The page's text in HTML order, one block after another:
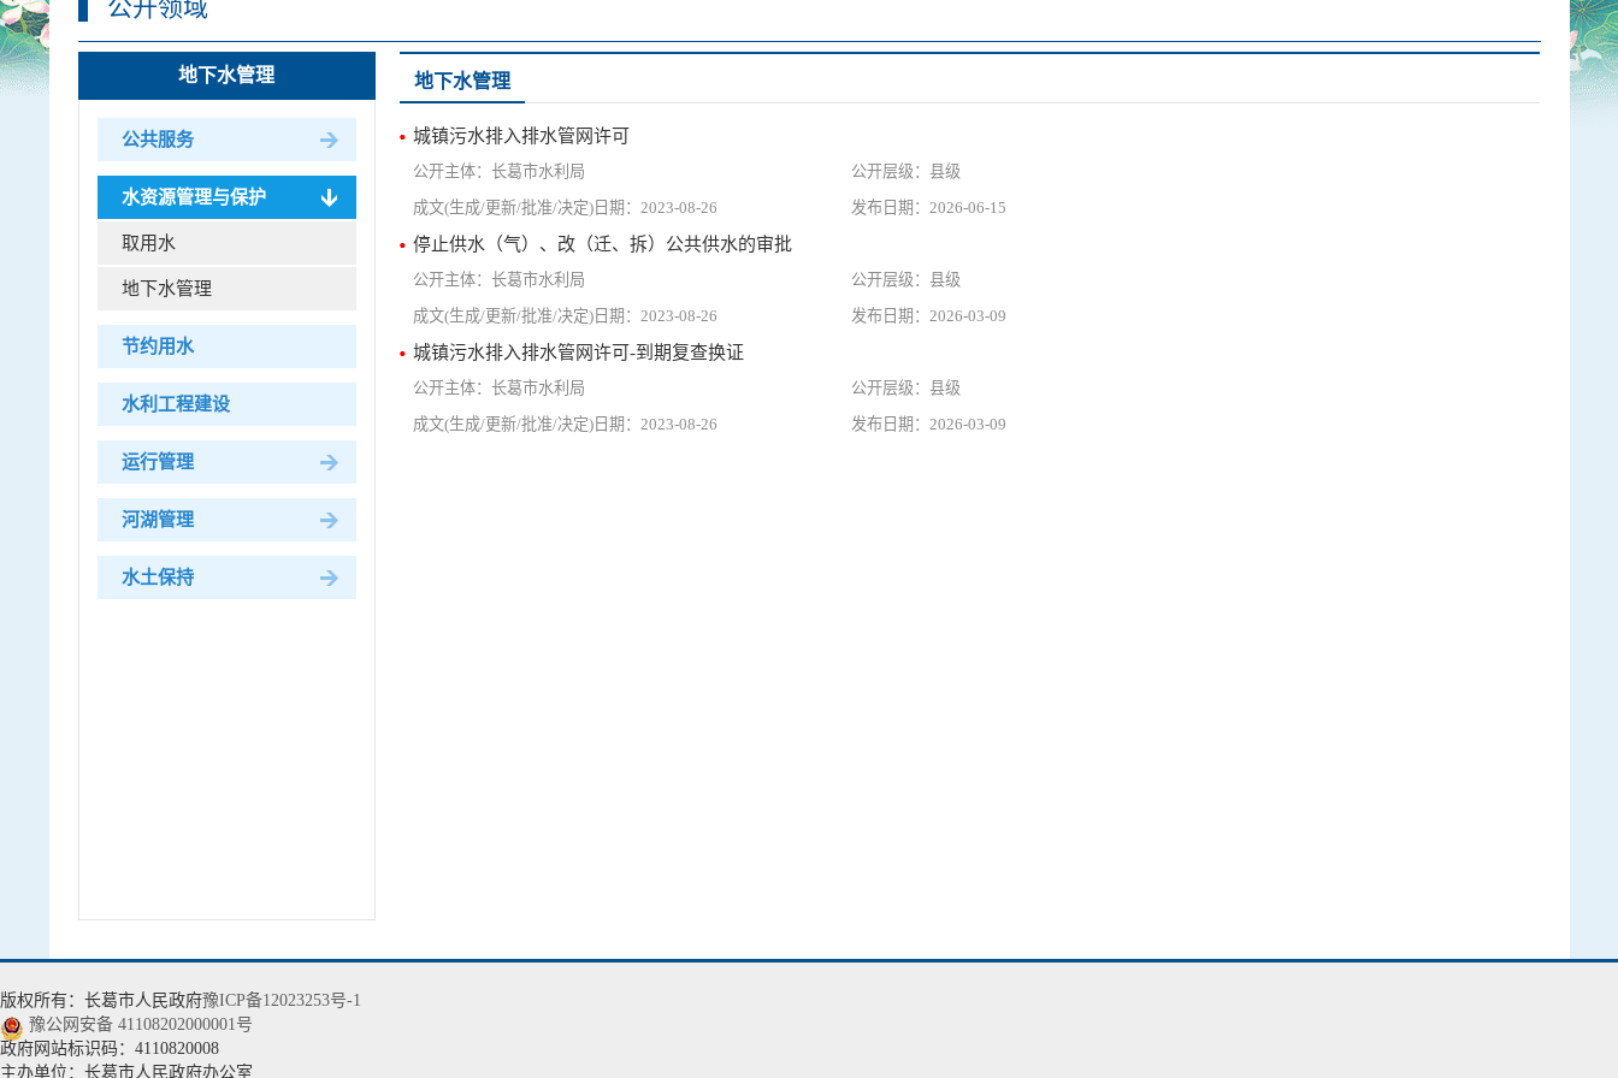
公开领域
地下水管理
公共服务
水资源管理与保护
取用水
地下水管理
节约用水
水利工程建设
运行管理
河湖管理
水土保持
水资源调度
地下水管理
城镇污水排入排水管网许可
长葛市水利局
县级
2023-08-26
2026-06-15
停止供水（气）、改（迁、拆）公共供水的审批
长葛市水利局
县级
2023-08-26
2026-03-09
城镇污水排入排水管网许可-到期复查换证
长葛市水利局
县级
2023-08-26
2026-03-09
版权所有：长葛市人民政府豫ICP备12023253号-1
豫公网安备 41108202000001号
政府网站标识码：4110820008
主办单位：长葛市人民政府办公室